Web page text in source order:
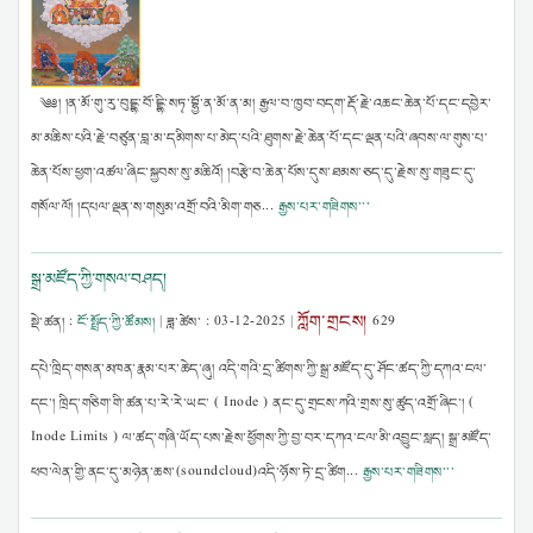
༄༅། །ན་མོ་གུ་རུ་བུདྡྷ་བོ་དྡྷི་སཏྭ་བྷྱོ་ན་མོ་ན་མ། རྒྱལ་བ་ཁྱབ་བདག་རྡོ་རྗེ་འཆང་ཆེན་པོ་དང་དབྱེར་
མ་མཆིས་པའི་རྗེ་བཙུན་བླ་མ་དམིགས་པ་མེད་པའི་ཐུགས་རྗེ་ཆེན་པོ་དང་ལྡན་པའི་ཞབས་ལ་གུས་པ་
ཆེན་པོས་ཕྱག་འཚལ་ཞིང་སྐྱབས་སུ་མཆིའོ། །བརྩེ་བ་ཆེན་པོས་དུས་ཐམས་ཅད་དུ་རྗེས་སུ་གཟུང་དུ་
གསོལ་ལོ། །དཔལ་ལྡན་ས་གསུམ་འགྲོ་བའི་མིག་གཅ... རྒྱས་པར་གཟིགས་་་
སྒྲ་མཛོད་ཀྱི་གསལ་བཤད།
སྡེ་ཚན། : ངོ་སྤྲོད་ཀྱི་ཚོམས། | ཟླ་ཚེས་ : 03-12-2025 |ཀློག་གྲངས།629
དཔེ་ཁྲིད་གསན་མཁན་རྣམ་པར་ཆེད་ཞུ། འདི་གའི་དྲ་ཚིགས་ཀྱི་སྒྲ་མཛོད་དུ་ཤོང་ཚད་ཀྱི་དཀའ་ངལ་
དང་། ཁྲིད་གཅིག་གི་ཚན་པ་རེ་རེ་ཡང་ ( Inode ) ནང་དུ་གྲངས་ཀའི་གྲས་སུ་ཚུད་འགྲོ་ཞིང་། (
Inode Limits ) ལ་ཚད་གཞི་ཡོད་པས་རྗེས་ཕྱོགས་ཀྱི་བྱ་བར་དཀའ་ངལ་མི་འབྱུང་སླད། སྒྲ་མཛོད་
ཕབ་ལེན་གྱི་ནང་དུ་མཉེན་ཆས་(soundcloud)འདི་ཉོས་ཏེ་དྲ་ཚིག... རྒྱས་པར་གཟིགས་་་